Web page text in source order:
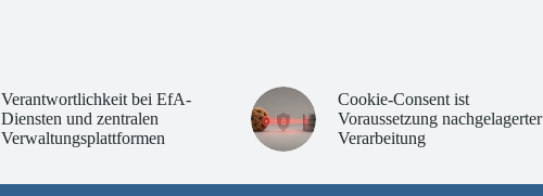
Verantwortlichkeit bei EfA-
Diensten und zentralen
Verwaltungsplattformen
Cookie-Consent ist
Voraussetzung nachgelagerter
Verarbeitung